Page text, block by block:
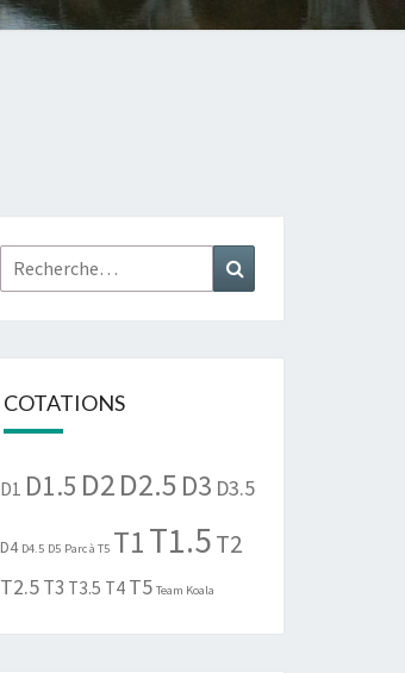
Rechercher :
COTATIONS
D1 D1.5 D2D2.5 D3 D3.5
D4 D4.5 D5 Parc à T5 T1T1.5T2
T2.5 T3 T3.5 T4 T5 Team Koala